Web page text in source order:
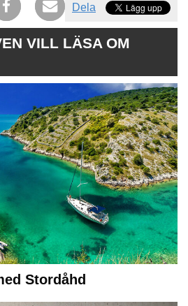
Dela
VILL LÄSA OM
Stordåhd